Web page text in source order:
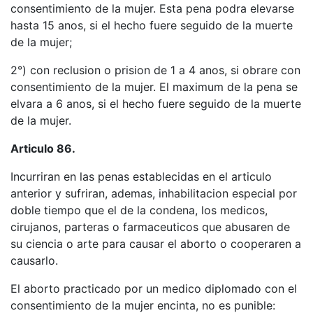
consentimiento de la mujer. Esta pena podra elevarse
hasta 15 anos, si el hecho fuere seguido de la muerte
de la mujer;
2°) con reclusion o prision de 1 a 4 anos, si obrare con
consentimiento de la mujer. El maximum de la pena se
elvara a 6 anos, si el hecho fuere seguido de la muerte
de la mujer.
Articulo 86.
Incurriran en las penas establecidas en el articulo
anterior y sufriran, ademas, inhabilitacion especial por
doble tiempo que el de la condena, los medicos,
cirujanos, parteras o farmaceuticos que abusaren de
su ciencia o arte para causar el aborto o cooperaren a
causarlo.
El aborto practicado por un medico diplomado con el
consentimiento de la mujer encinta, no es punible: